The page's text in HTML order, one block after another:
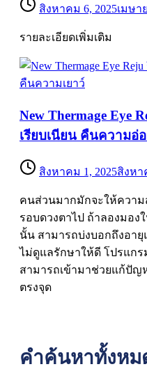
สิงหาคม 6, 2025เมษา
รายละเอียดเพิ่มเติม
New Thermage Eye
เรียบเนียน คืนความอ่
สิงหาคม 1, 2025สิงหา
คนส่วนมากมักจะให้ควา
รอบดวงตาไป ถ้าลองมอง
นั้น สามารถบ่งบอกถึงอายุ
ไม่ดูแลรักษาให้ดี โปรแกรม
สามารถเข้ามาช่วยแก้ปัญ
ตรงจุด
คำค้นหาทั้งหม